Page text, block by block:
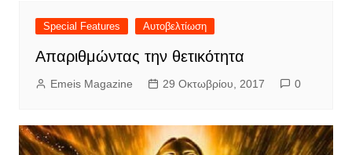
Special Features Αυτοβελτίωση
Απαριθμώντας την θετικότητα
Emeis Magazine 29 Οκτωβρίου, 2017 0